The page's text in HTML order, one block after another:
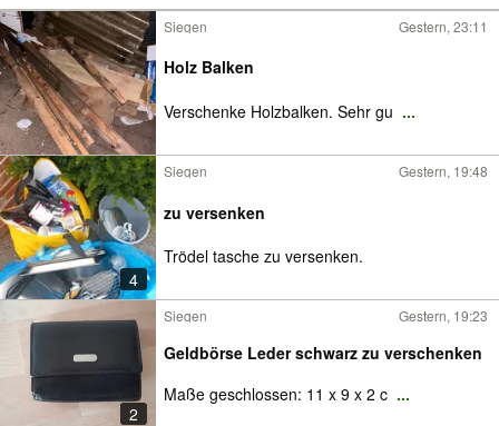
Siegen Gestern, 23:11
Holz Balken
Verschenke Holzbalken. Sehr gu ...
4
Siegen Gestern, 19:48
zu versenken
Trödel tasche zu versenken.
2
Siegen Gestern, 19:23
Geldbörse Leder schwarz zu verschenken
Maße geschlossen: 11 x 9 x 2 c ...